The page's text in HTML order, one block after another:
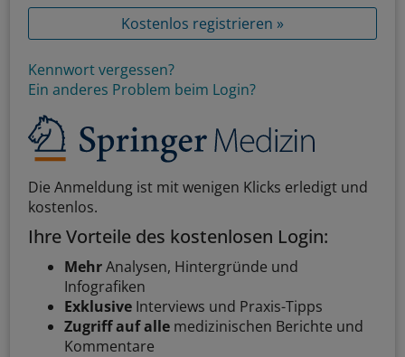
Kostenlos registrieren »
Kennwort vergessen?
Ein anderes Problem beim Login?
Die Anmeldung ist mit wenigen Klicks erledigt und
kostenlos.
Ihre Vorteile des kostenlosen Login:
MehrAnalysen, Hintergründe und
Infografiken
Exklusive Interviews und Praxis-Tipps
Zugriff auf alle medizinischen Berichte und
Kommentare